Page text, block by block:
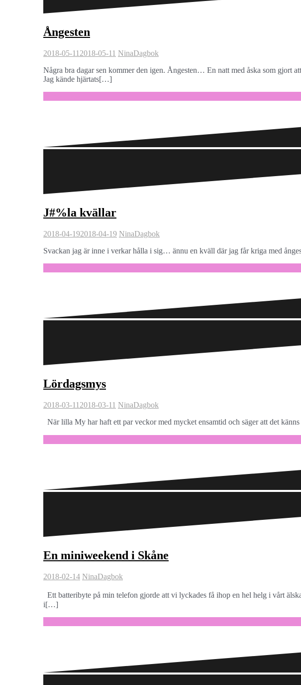
Ångesten
2018-05-11 2018-05-11 NinaDagbok
Några bra dagar sen kommer den igen. Ångesten… En natt med åska som gjort
Jag kände hjärtats[…]
J#%la kvällar
2018-04-192018-04-19 NinaDagbok
Svackan jag är inne i verkar hålla i sig… ännu en kväll där jag får kriga med
Lördagsmys
2018-03-11 2018-03-11 NinaDagbok
När lilla My har haft ett par veckor med mycket ensamtid och säger att det
En miniweekend i Skåne
2018-02-14 NinaDagbok
Ett batteribyte på min telefon gjorde att vi lyckades få ihop en hel helg i vårt
i[…]